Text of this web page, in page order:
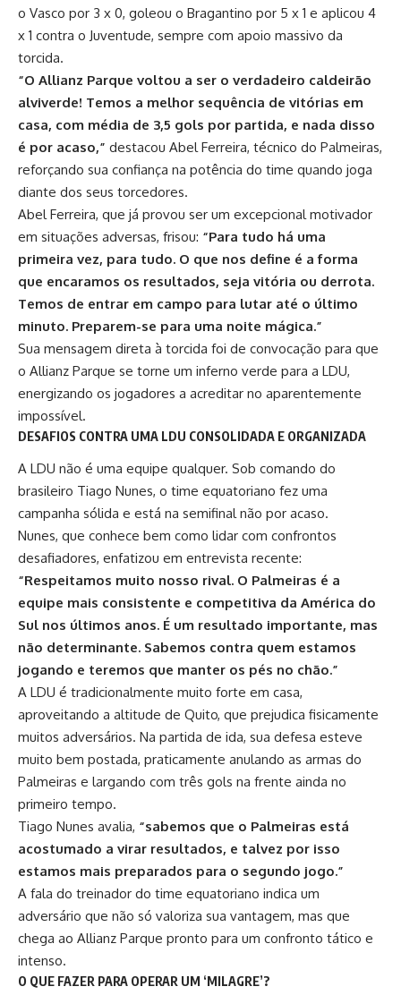
o Vasco por 3 x 0, goleou o Bragantino por 5 x 1 e aplicou 4
x 1 contra o Juventude, sempre com apoio massivo da
torcida.
“O Allianz Parque voltou a ser o verdadeiro caldeirão
alviverde! Temos a melhor sequência de vitórias em
casa, com média de 3,5 gols por partida, e nada disso
é por acaso,” destacou Abel Ferreira, técnico do Palmeiras,
reforçando sua confiança na potência do time quando joga
diante dos seus torcedores.
Abel Ferreira, que já provou ser um excepcional motivador
em situações adversas, frisou: “Para tudo há uma
primeira vez, para tudo. O que nos define é a forma
que encaramos os resultados, seja vitória ou derrota.
Temos de entrar em campo para lutar até o último
minuto. Preparem-se para uma noite mágica.”
Sua mensagem direta à torcida foi de convocação para que
o Allianz Parque se torne um inferno verde para a LDU,
energizando os jogadores a acreditar no aparentemente
impossível.
DESAFIOS CONTRA UMA LDU CONSOLIDADA E ORGANIZADA
A LDU não é uma equipe qualquer. Sob comando do
brasileiro Tiago Nunes, o time equatoriano fez uma
campanha sólida e está na semifinal não por acaso.
Nunes, que conhece bem como lidar com confrontos
desafiadores, enfatizou em entrevista recente:
“Respeitamos muito nosso rival. O Palmeiras é a
equipe mais consistente e competitiva da América do
Sul nos últimos anos. É um resultado importante, mas
não determinante. Sabemos contra quem estamos
jogando e teremos que manter os pés no chão.”
A LDU é tradicionalmente muito forte em casa,
aproveitando a altitude de Quito, que prejudica fisicamente
muitos adversários. Na partida de ida, sua defesa esteve
muito bem postada, praticamente anulando as armas do
Palmeiras e largando com três gols na frente ainda no
primeiro tempo.
Tiago Nunes avalia, “sabemos que o Palmeiras está
acostumado a virar resultados, e talvez por isso
estamos mais preparados para o segundo jogo.”
A fala do treinador do time equatoriano indica um
adversário que não só valoriza sua vantagem, mas que
chega ao Allianz Parque pronto para um confronto tático e
intenso.
O QUE FAZER PARA OPERAR UM ‘MILAGRE’?